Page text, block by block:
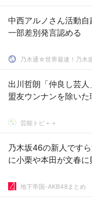
中西アルノさん活動自
一部差別発言認める
出川哲朗「仲良し芸
盟友ウンナンを除いた
芸能トピ＋＋
乃木坂46の新人です
に小栗や本田が文春
地下帝国-AKB48まとめ